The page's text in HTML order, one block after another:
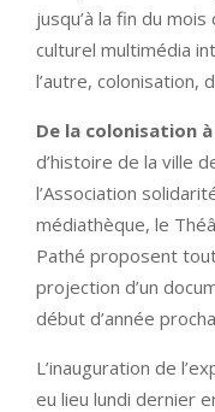
jusqu’à la fin du
culturel multimédia
l’autre, colonisation,
De la colonisation
d’histoire de la ville
l’Association
médiathèque, le
Pathé proposent
projection d’un
début d’année
L’inauguration de
eu lieu lundi dernier